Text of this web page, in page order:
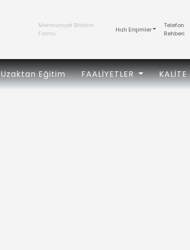
Memnuniyet Bildirim
Formu
Hızlı Erişimler
Telefon
Rehberi
Uzaktan Eğitim FAALIYETLER KALITE